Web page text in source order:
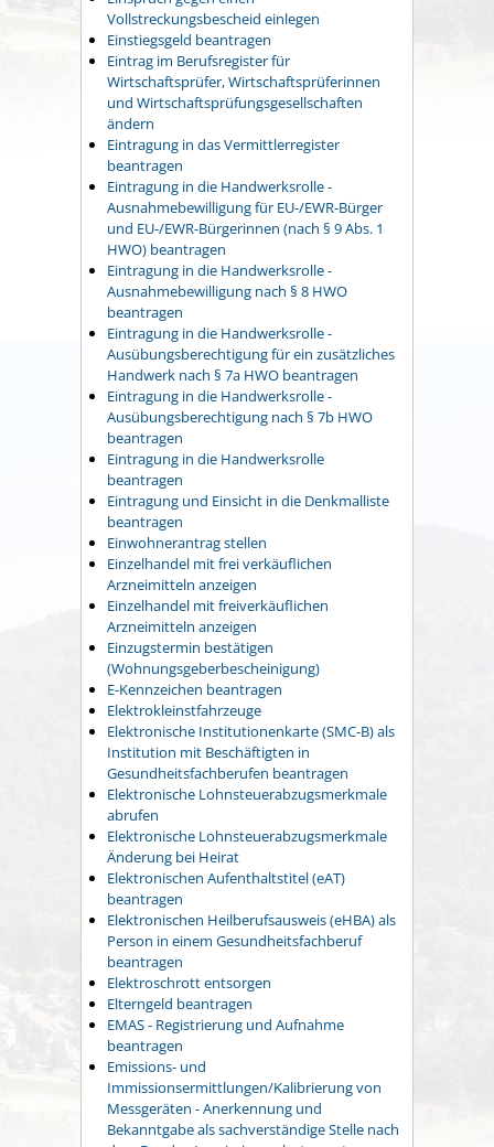
Vollstreckungsbescheid einlegen
Einstiegsgeld beantragen
Eintrag im Berufsregister für
Wirtschaftsprüfer, Wirtschaftsprüferinnen
und Wirtschaftsprüfungsgesellschaften
ändern
Eintragung in das Vermittlerregister
beantragen
Eintragung in die Handwerksrolle -
Ausnahmebewilligung für EU-/EWR-Bürger
und EU-/EWR-Bürgerinnen (nach § 9 Abs. 1
HWO) beantragen
Eintragung in die Handwerksrolle -
Ausnahmebewilligung nach § 8 HWO
beantragen
Eintragung in die Handwerksrolle -
Ausübungsberechtigung für ein zusätzliches
Handwerk nach § 7a HWO beantragen
Eintragung in die Handwerksrolle -
Ausübungsberechtigung nach § 7b HWO
beantragen
Eintragung in die Handwerksrolle
beantragen
Eintragung und Einsicht in die Denkmalliste
beantragen
Einwohnerantrag stellen
Einzelhandel mit frei verkäuflichen
Arzneimitteln anzeigen
Einzelhandel mit freiverkäuflichen
Arzneimitteln anzeigen
Einzugstermin bestätigen
(Wohnungsgeberbescheinigung)
E-Kennzeichen beantragen
Elektrokleinstfahrzeuge
Elektronische Institutionenkarte (SMC-B) als
Institution mit Beschäftigten in
Gesundheitsfachberufen beantragen
Elektronische Lohnsteuerabzugsmerkmale
abrufen
Elektronische Lohnsteuerabzugsmerkmale
Änderung bei Heirat
Elektronischen Aufenthaltstitel (eAT)
beantragen
Elektronischen Heilberufsausweis (eHBA) als
Person in einem Gesundheitsfachberuf
beantragen
Elektroschrott entsorgen
Elterngeld beantragen
EMAS - Registrierung und Aufnahme
beantragen
Emissions- und
Immissionsermittlungen/Kalibrierung von
Messgeräten - Anerkennung und
Bekanntgabe als sachverständige Stelle nach